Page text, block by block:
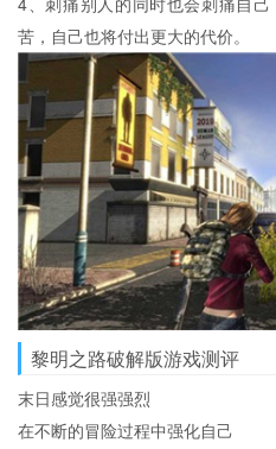
苦，自己也将付出更大的代价。
黎明之路破解版游戏测评
末日感觉很强强烈
在不断的冒险过程中强化自己